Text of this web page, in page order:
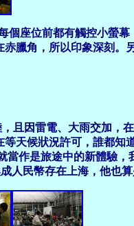
個座位前都有觸控小螢
臘角，所以印象深刻。
且因雷電、大雨交加，
天候狀況許可，誰都知
作是旅途中的新體驗
人民幣存在上海，他也算